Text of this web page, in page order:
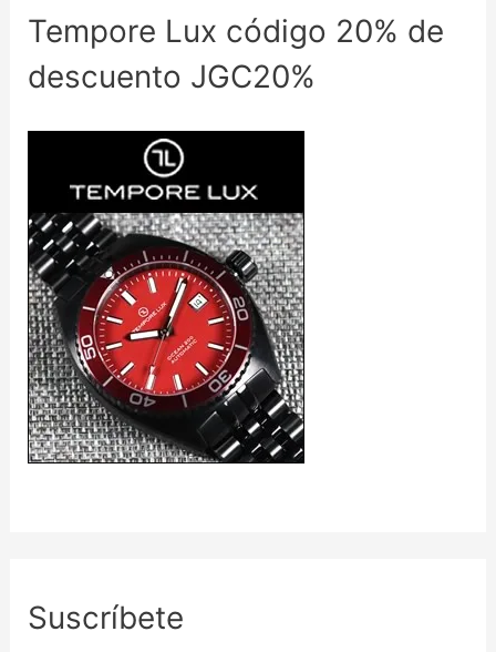
Tempore Lux código 20% de
descuento JGC20%
Suscríbete